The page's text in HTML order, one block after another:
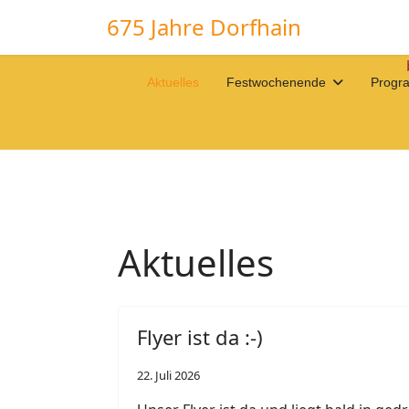
675 Jahre Dorfhain
Aktuelles Festwochenende
Aktuelles
Flyer ist da :-)
22. Juli 2026